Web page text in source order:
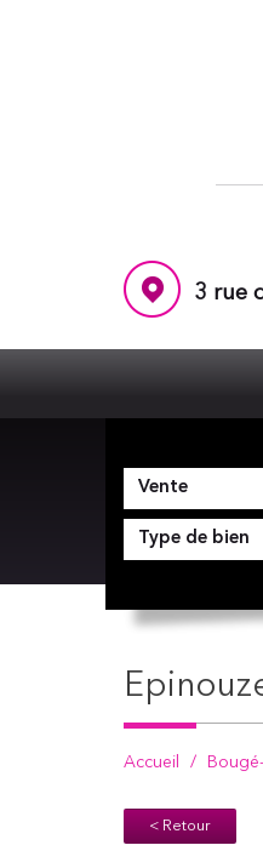
3 rue
Vente
Type de bien
Accueil
< Retour